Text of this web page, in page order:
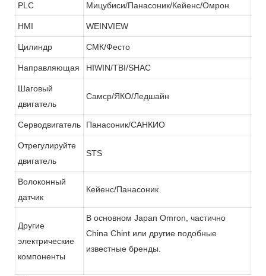
PLC
Мицубиси/Панасоник/Кейенс/Омрон
HMI WEINVIEW
Цилиндр СМК/Фесто
Направляющая HIWIN/TBI/SHAC
Шаговый
двигатель
Самср/ЯКО/Ледшайн
Серводвигатель Панасоник/САНКИО
Отрегулируйте
двигатель
STS
Волоконный
датчик
Кейенс/Панасоник
Другие
электрические
компоненты
В основном Japan Omron, частично
China Chint или другие подобные
известные бренды.